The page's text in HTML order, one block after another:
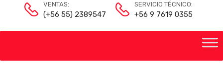
VENTAS:
(+56 55) 2389547
SERVICIO TÉCNICO:
+56 9 7619 0355